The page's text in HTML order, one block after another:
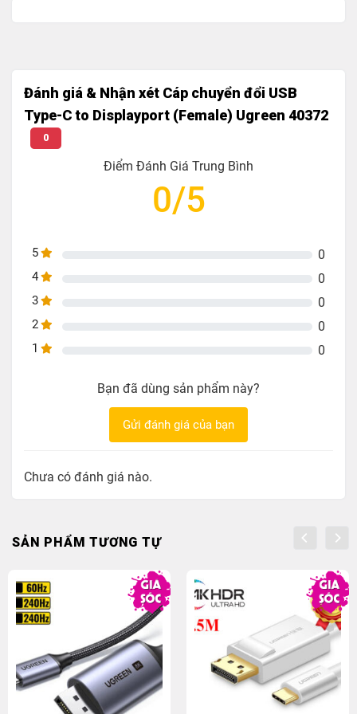
Đánh giá & Nhận xét Cáp chuyển đổi USB
Type-C to Displayport (Female) Ugreen 40372
0
Điểm Đánh Giá Trung Bình
0/5
5 0
4 0
3 0
2 0
1 0
Bạn đã dùng sản phẩm này?
Gửi đánh giá của bạn
Chưa có đánh giá nào.
SẢN PHẨM TƯƠNG TỰ